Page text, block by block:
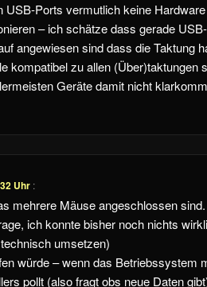
USB-Ports vermutlich keine
– ich schätze dass gerade USB-
angewiesen sind dass die Taktung
kompatibel zu allen (Über)taktungen
Geräte damit nicht
Uhr :
mehrere Mäuse angeschlossen sind.
ich konnte bisher noch nichts
umsetzen)
würde – wenn das Betriebssystem
pollt (also fragt obs neue Daten